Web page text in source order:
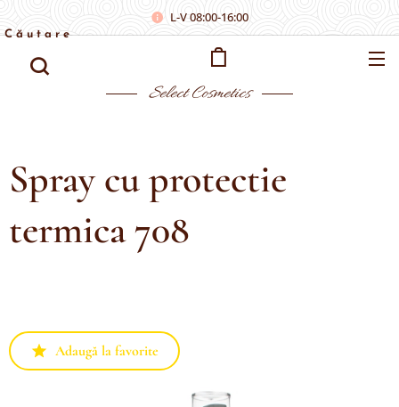
L-V 08:00-16:00
Select Cosmetics
Căutare
Spray cu protectie
termica 708
Adaugă la favorite